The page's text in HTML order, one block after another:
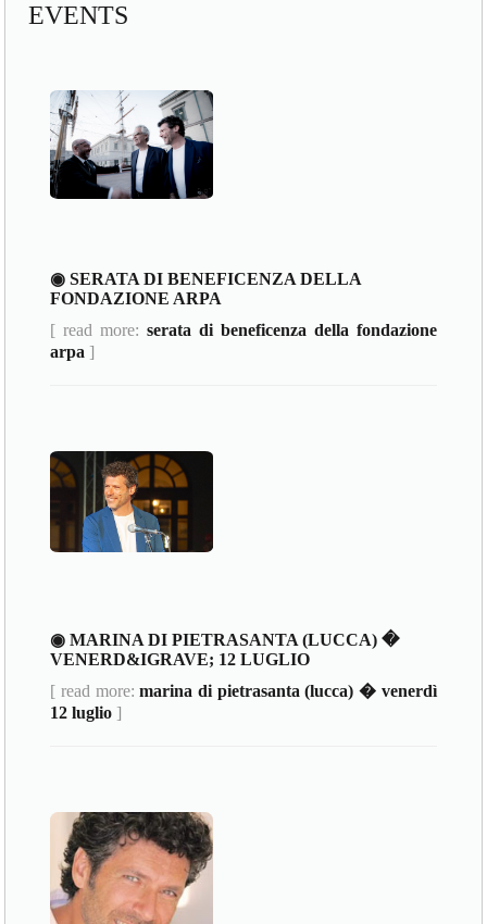
EVENTS
◉ SERATA DI BENEFICENZA DELLA
FONDAZIONE ARPA
[ read more:serata di beneficenza della fondazione
arpa ]
◉ MARINA DI PIETRASANTA (LUCCA) �
VENERD&IGRAVE; 12 LUGLIO
[ read more:marina di pietrasanta (lucca) � venerdì
12 luglio ]